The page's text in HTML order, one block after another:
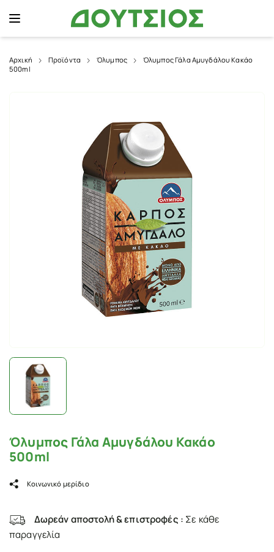
Αρχική Προϊόντα Όλυμπος
Όλυμπος Γάλα Αμυγδάλου Κακάο
500ml
Όλυμπος Γάλα Αμυγδάλου Κακάο
500ml
Κοινωνικό μερίδιο
Δωρεάν αποστολή & επιστροφές : Σε κάθε
παραγγελία